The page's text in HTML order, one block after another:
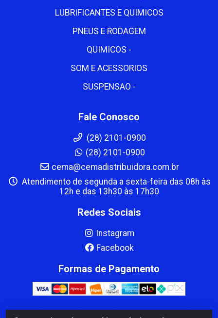
LUBRIFICANTES E QUIMICOS
PNEUS E RODAGEM
QUIMICOS -
SOM E ACESSORIOS
SUSPENSAO -
Fale Conosco
(28) 2101-0900
(28) 2101-0900
cema@cemadistribuidora.com.br
Atendimento de segunda a sexta-feira das 08h às
12h e das 13h30 às 17h30
Redes Sociais
Instagram
Facebook
Formas de Pagamento